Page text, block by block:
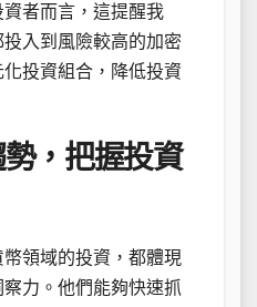
者而言，這提醒我
入到風險較高的加密
投資組合，降低投資
，把握投資
領域的投資，都體現
力。他們能夠快速抓